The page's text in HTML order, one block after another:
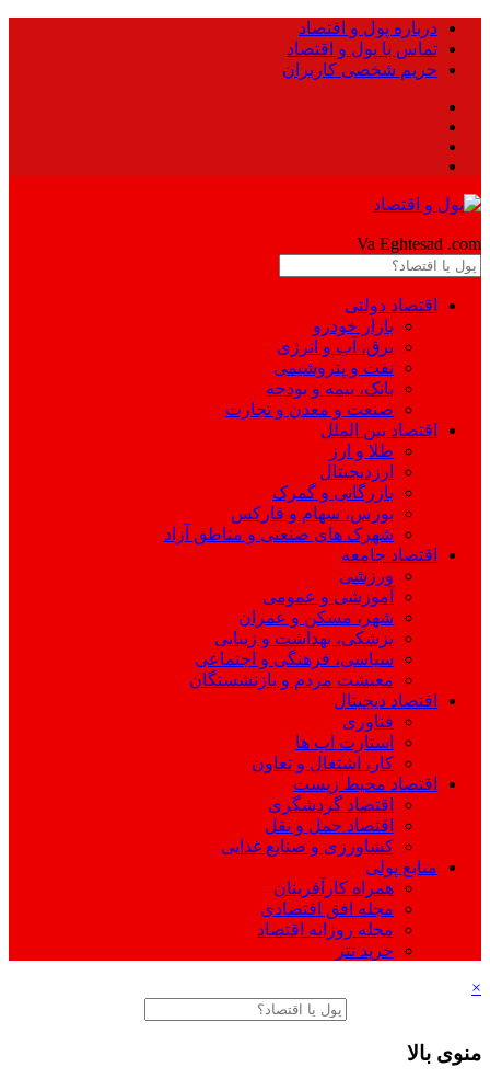
درباره پول و اقتصاد
تماس با پول و اقتصاد
حریم شخصی کاربران
Va Eghtesad .com
اقتصاد دولتی
بازار خودرو
برق، آب و انرژی
نفت و پتروشیمی
بانک، بیمه و بودجه
صنعت و معدن و تجارت
اقتصاد بین الملل
طلا و ارز
ارزدیجیتال
بازرگانی و گمرک
بورس، سهام و فارکس
شهرک های صنعتی و مناطق آزاد
اقتصاد جامعه
ورزشی
آموزشی و عمومی
شهر، مسکن و عمران
پزشکی، بهداشت و زیبایی
سیاسی، فرهنگی و اجتماعی
معیشت مردم و بازنشستگان
اقتصاد دیجیتال
فناوری
استارت اپ ها
کار، اشتغال و تعاون
اقتصاد محیط زیست
اقتصاد گردشگری
اقتصاد حمل و نقل
کشاورزی و صنایع غذایی
منابع پولی
همراه کارآفرینان
مجله افق اقتصادی
مجله روزانه اقتصاد
خرید تتر
×
منوی بالا